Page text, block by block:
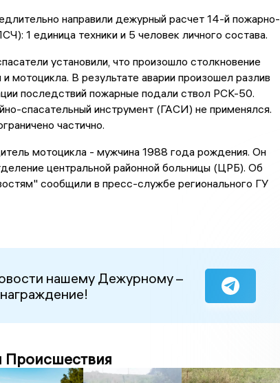
направили дежурный расчет 14-й пожарно-
1 единица техники и 5 человек личного состава.
установили, что произошло столкновение
мотоцикла. В результате аварии произошел разлив
последствий пожарные подали ствол РСК-50.
спасательный инструмент (ГАСИ) не применялся.
частично.
мотоцикла - мужчина 1988 года рождения. Он
центральной районной больницы (ЦРБ). Об
сообщили в пресс-службе регионального ГУ
нашему Дежурному –
Происшествия